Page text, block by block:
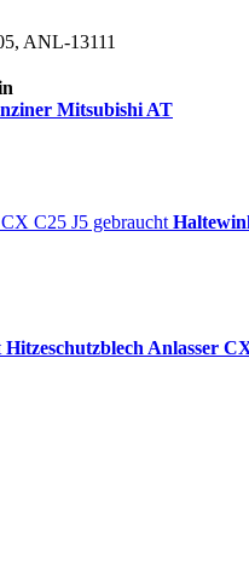
ANL-13111
Mitsubishi AT
Hitzeschutzblech Anlasser